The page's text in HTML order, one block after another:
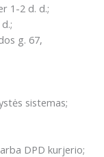
1-2 d. d.;
g. 67,
sistemas;
DPD kurjerio;